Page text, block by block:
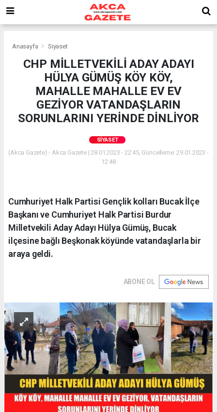
Anasayfa Siyaset
CHP MİLLETVEKİLİ ADAY ADAYI
HÜLYA GÜMÜŞ KÖY KÖY,
MAHALLE MAHALLE EV EV
GEZİYOR VATANDAŞLARIN
SORUNLARINI YERİNDE DİNLİYOR
SIYASET
(Akca Gazete) - Akca Gazete | 28.01.2023 - 22:45, Güncelleme: 29.01.2023 -
12:48
Cumhuriyet Halk Partisi Gençlik kolları Bucak İlçe
Başkanı ve Cumhuriyet Halk Partisi Burdur
Milletvekili Aday Adayı Hülya Gümüş, Bucak
ilçesine bağlı Beşkonak köyünde vatandaşlarla bir
araya geldi.
ABONE OL